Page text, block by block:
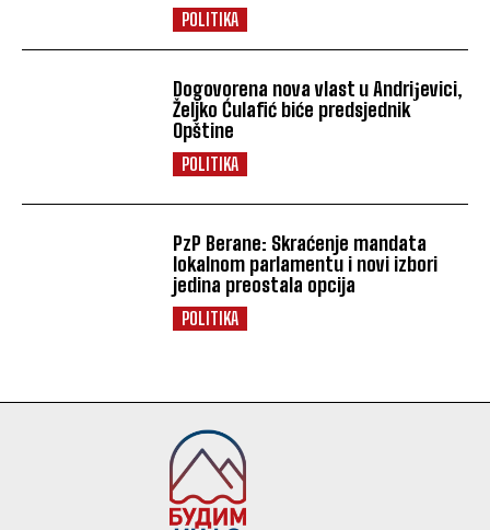
POLITIKA
Dogovorena nova vlast u Andriјevici,
Željko Ćulafić biće predsjednik
Opštine
POLITIKA
PzP Berane: Skraćenje mandata
lokalnom parlamentu i novi izbori
jedina preostala opcija
POLITIKA